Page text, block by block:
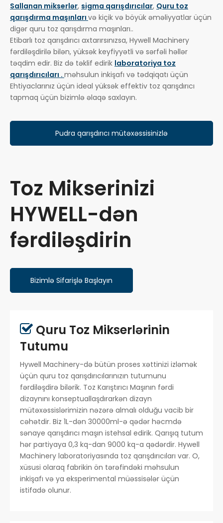
Sallanan mikserlər, sigma qarışdırıcılar, Quru toz
qarışdırma maşınları və kiçik və böyük əməliyyatlar üçün
digər quru toz qarışdırma maşınları..
Etibarlı toz qarışdırıcı axtarırsınızsa, Hywell Machinery
fərdiləşdirilə bilən, yüksək keyfiyyətli və sərfəli həllər
təqdim edir. Biz də təklif edirik laboratoriya toz
qarışdırıcıları . məhsulun inkişafı və tədqiqatı üçün
Ehtiyaclarınız üçün ideal yüksək effektiv toz qarışdırıcı
tapmaq üçün bizimlə əlaqə saxlayın.
Pudra qarışdırıcı mütəxəssisinizlə
Toz Mikserinizi
HYWELL-dən
fərdiləşdirin
Bizimlə Sifarişlə Başlayın
 Quru Toz Mikserlərinin
Tutumu
Hywell Machinery-də bütün proses xəttinizi izləmək
üçün quru toz qarışdırıcılarınızın tutumunu
fərdiləşdirə bilərik. Toz Karıştırıcı Maşının fərdi
dizaynını konseptuallaşdırarkən dizayn
mütəxəssislərimizin nəzərə almalı olduğu vacib bir
cəhətdir. Biz 1L-dən 30000ml-ə qədər həcmdə
sənaye qarışdırıcı maşın istehsal edirik. Qarışıq tutum
hər partiyaya 0,3 kq-dan 9000 kq-a qədərdir. Hywell
Machinery laboratoriyasında toz qarışdırıcıları var. O,
xüsusi olaraq fabrikin ön tərəfindəki məhsulun
inkişafı və ya eksperimental müəssisələr üçün
istifadə olunur.